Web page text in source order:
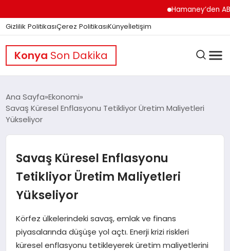
Hamaney’den ABD’ye
Gizlilik PolitikasıÇerez PolitikasıKünyeİletişim
Konya Son Dakika
GÜNDEM
DÜNYA
EĞITIM
EKONOMI
Ana Sayfa Ekonomi
Savaş Küresel Enflasyonu Tetikliyor Üretim Maliyetleri
Yükseliyor
Savaş Küresel Enflasyonu
Tetikliyor Üretim Maliyetleri
Yükseliyor
Körfez ülkelerindeki savaş, emlak ve finans
piyasalarında düşüşe yol açtı. Enerji krizi riskleri
küresel enflasyonu tetikleyerek üretim maliyetlerini